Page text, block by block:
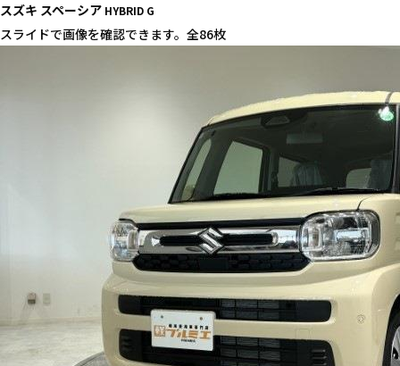
スズキ スペーシア HYBRID G
スライドで画像を確認できます。 全86枚